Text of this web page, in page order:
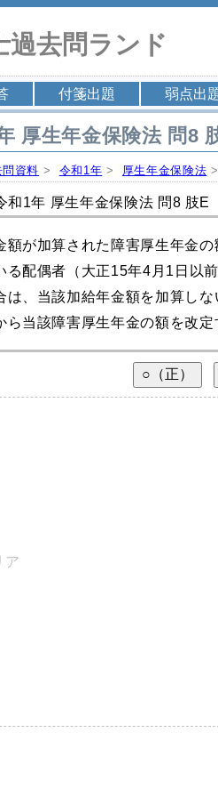
過去問ランド
付箋出題 弱点出
厚生年金保険法 問8
資料 > 令和1年 > 厚生年金保険法
和1年 厚生年金保険法 問8 肢E
額が加算された障害厚生年金
る配偶者（大正15年4月1日以
は、当該加給年金額を加算し
ら当該障害厚生年金の額を改定
ア